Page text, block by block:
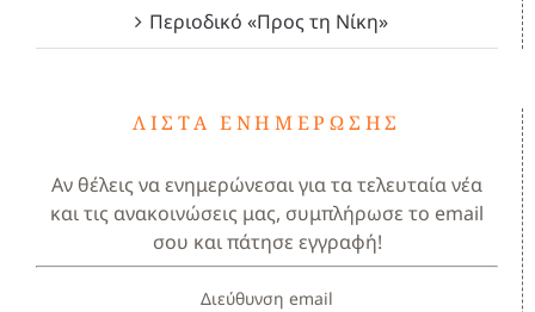
Περιοδικό «Προς τη Νίκη»
ΛΊΣΤΑ ΕΝΗΜΈΡΩΣΗΣ
Αν θέλεις να ενημερώνεσαι για τα τελευταία νέα
και τις ανακοινώσεις μας, συμπλήρωσε το email
σου και πάτησε εγγραφή!
Διεύθυνση email